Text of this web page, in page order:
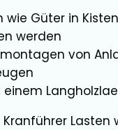
wie Güter in
werden
von